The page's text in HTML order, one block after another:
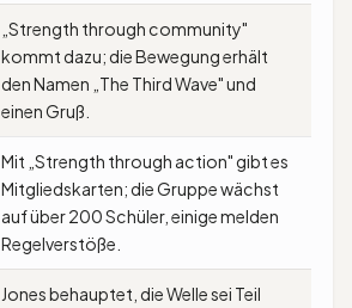
„Strength through community"
kommt dazu; die Bewegung erhält
den Namen „The Third Wave" und
einen Gruß.
Mit „Strength through action" gibt es
Mitgliedskarten; die Gruppe wächst
auf über 200 Schüler, einige melden
Regelverstöße.
Jones behauptet, die Welle sei Teil